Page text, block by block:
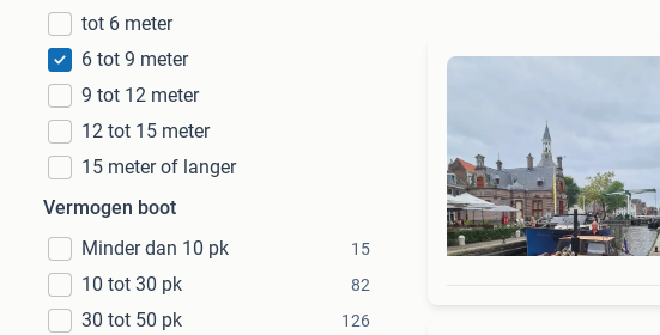
tot 6 meter
6 tot 9 meter
9 tot 12 meter
12 tot 15 meter
15 meter of langer
Vermogen boot
Minder dan 10 pk
15
10 tot 30 pk 82
30 tot 50 pk 126